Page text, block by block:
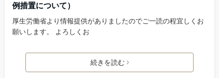
例措置について）
厚生労働省より情報提供がありましたのでご一読の程宜しくお
願いします。 よろしくお
続きを読む